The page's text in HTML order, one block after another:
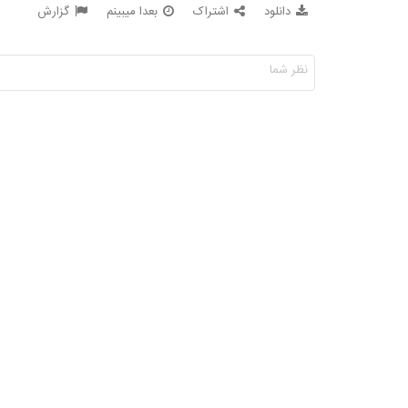
دانلود اشتراک بعدا میبینم گزارش